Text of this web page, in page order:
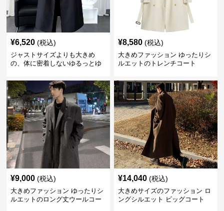
¥6,520 (税込)
ジャストサイズよりも大きめ
の、体に密着しないゆるっとゆ
ゆったりシルエット ドロストコ
ート
¥8,580 (税込)
大きめファッション ゆったりシ
ルエットのトレンチコート
¥9,000 (税込)
大きめファッション ゆったりシ
ルエットのロング丈ウールコー
¥14,040 (税込)
大きめサイズのファッション ロ
ングシルエット ビッグコート